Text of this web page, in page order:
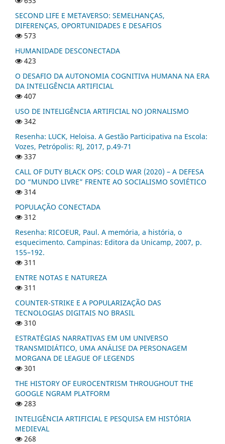
SECOND LIFE E METAVERSO: SEMELHANÇAS,
DIFERENÇAS, OPORTUNIDADES E DESAFIOS
573
HUMANIDADE DESCONECTADA
423
O DESAFIO DA AUTONOMIA COGNITIVA HUMANA NA ERA
DA INTELIGÊNCIA ARTIFICIAL
407
USO DE INTELIGÊNCIA ARTIFICIAL NO JORNALISMO
342
Resenha: LUCK, Heloisa. A Gestão Participativa na Escola:
Vozes, Petrópolis: RJ, 2017, p.49-71
337
CALL OF DUTY BLACK OPS: COLD WAR (2020) – A DEFESA
DO “MUNDO LIVRE” FRENTE AO SOCIALISMO SOVIÉTICO
314
POPULAÇÃO CONECTADA
312
Resenha: RICOEUR, Paul. A memória, a história, o
esquecimento. Campinas: Editora da Unicamp, 2007, p.
155–192.
311
ENTRE NOTAS E NATUREZA
311
COUNTER-STRIKE E A POPULARIZAÇÃO DAS
TECNOLOGIAS DIGITAIS NO BRASIL
310
ESTRATÉGIAS NARRATIVAS EM UM UNIVERSO
TRANSMIDIÁTICO, UMA ANÁLISE DA PERSONAGEM
MORGANA DE LEAGUE OF LEGENDS
301
THE HISTORY OF EUROCENTRISM THROUGHOUT THE
GOOGLE NGRAM PLATFORM
283
INTELIGÊNCIA ARTIFICIAL E PESQUISA EM HISTÓRIA
MEDIEVAL
268